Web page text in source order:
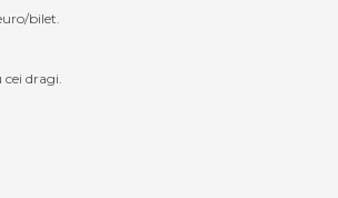
bilet.
dragi.